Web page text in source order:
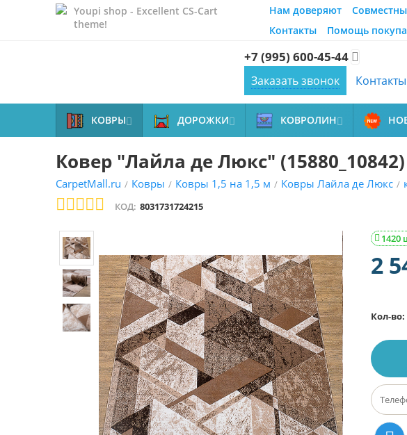
Youpi shop - Excellent CS-Cart
theme!
Нам доверяют
Контакты
Помощь
+7 (995) 600-45-44 
Заказать звонок Контакты
КОВРЫ ДОРОЖКИ КОВРОЛИН
Ковер "Лайла де Люкс"
CarpetMall.ru / Ковры / Ковры 1,5 на 1,5 м / Ковры Лайла де Люкс /
КОД: 8031731724215
1420

2
Кол-во: